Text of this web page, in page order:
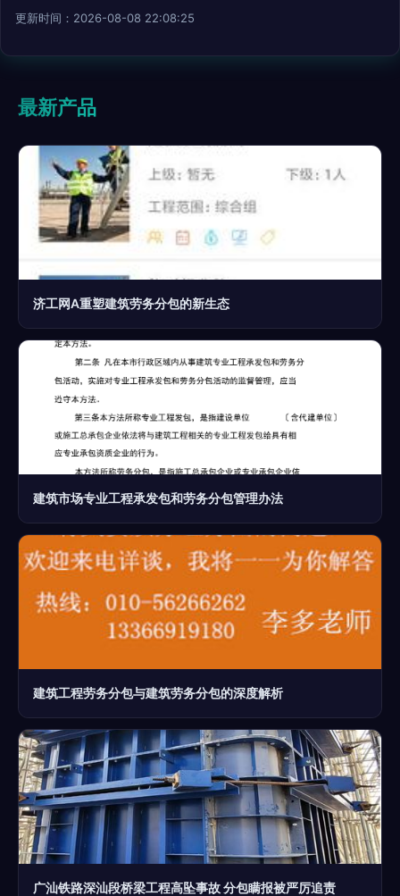
更新时间：2026-08-08 22:08:25
最新产品
济工网A重塑建筑劳务分包的新生态
建筑市场专业工程承发包和劳务分包管理办法
建筑工程劳务分包与建筑劳务分包的深度解析
广汕铁路深汕段桥梁工程高坠事故 分包瞒报被严厉追责